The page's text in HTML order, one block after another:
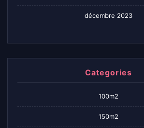
décembre 2023
Categories
100m2
150m2